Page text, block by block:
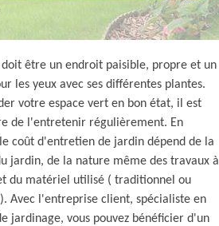
doit être un endroit paisible, propre et un
les yeux avec ses différentes plantes.
votre espace vert en bon état, il est
de l'entretenir régulièrement. En
coût d'entretien de jardin dépend de la
jardin, de la nature même des travaux à
du matériel utilisé ( traditionnel ou
Avec l'entreprise client, spécialiste en
jardinage, vous pouvez bénéficier d'un